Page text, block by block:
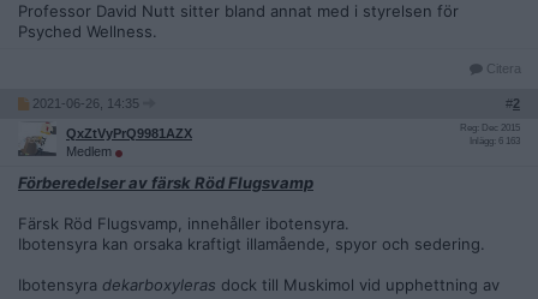
Professor David Nutt sitter bland annat med i styrelsen för
Psyched Wellness.
Citera
2021-06-26, 14:35 #2
QxZtVyPrQ9981AZX
Medlem
Reg: Dec 2015
Inlägg: 6 163
Förberedelser av färsk Röd Flugsvamp
Färsk Röd Flugsvamp, innehåller ibotensyra.
Ibotensyra kan orsaka kraftigt illamående, spyor och sedering.
Ibotensyra dekarboxyleras dock till Muskimol vid upphettning av